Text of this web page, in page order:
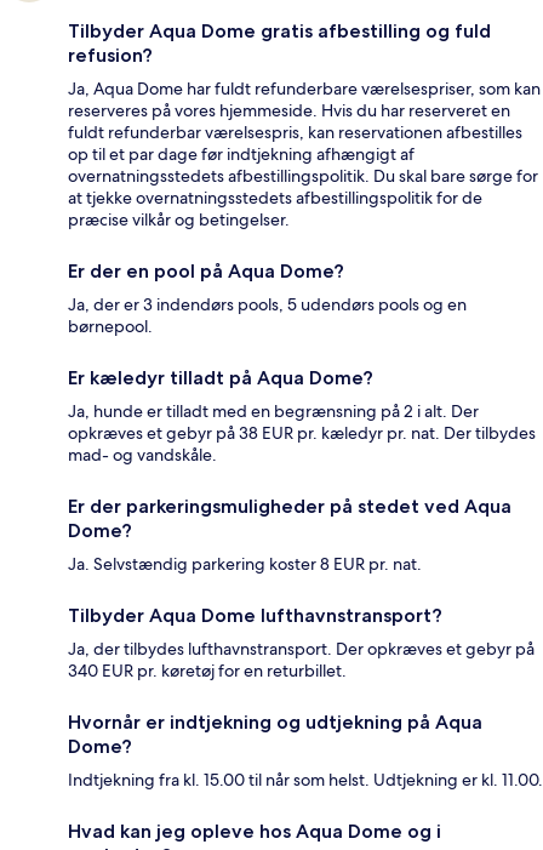
Tilbyder Aqua Dome gratis afbestilling og fuld
refusion?
Ja, Aqua Dome har fuldt refunderbare værelsespriser, som kan
reserveres på vores hjemmeside. Hvis du har reserveret en
fuldt refunderbar værelsespris, kan reservationen afbestilles
op til et par dage før indtjekning afhængigt af
overnatningsstedets afbestillingspolitik. Du skal bare sørge for
at tjekke overnatningsstedets afbestillingspolitik for de
præcise vilkår og betingelser.
Er der en pool på Aqua Dome?
Ja, der er 3 indendørs pools, 5 udendørs pools og en
børnepool.
Er kæledyr tilladt på Aqua Dome?
Ja, hunde er tilladt med en begrænsning på 2 i alt. Der
opkræves et gebyr på 38 EUR pr. kæledyr pr. nat. Der tilbydes
mad- og vandskåle.
Er der parkeringsmuligheder på stedet ved Aqua
Dome?
Ja. Selvstændig parkering koster 8 EUR pr. nat.
Tilbyder Aqua Dome lufthavnstransport?
Ja, der tilbydes lufthavnstransport. Der opkræves et gebyr på
340 EUR pr. køretøj for en returbillet.
Hvornår er indtjekning og udtjekning på Aqua
Dome?
Indtjekning fra kl. 15.00 til når som helst. Udtjekning er kl. 11.00.
Hvad kan jeg opleve hos Aqua Dome og i